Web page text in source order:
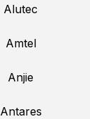
Alutec
Amtel
Anjie
Antares